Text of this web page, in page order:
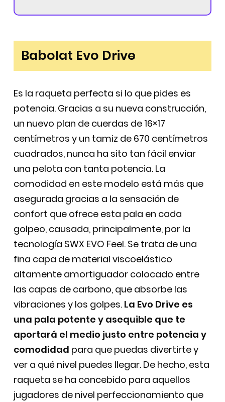
Babolat Evo Drive
Es la raqueta perfecta si lo que pides es
potencia. Gracias a su nueva construcción,
un nuevo plan de cuerdas de 16×17
centímetros y un tamiz de 670 centímetros
cuadrados, nunca ha sito tan fácil enviar
una pelota con tanta potencia. La
comodidad en este modelo está más que
asegurada gracias a la sensación de
confort que ofrece esta pala en cada
golpeo, causada, principalmente, por la
tecnología SWX EVO Feel. Se trata de una
fina capa de material viscoelástico
altamente amortiguador colocado entre
las capas de carbono, que absorbe las
vibraciones y los golpes. La Evo Drive es
una pala potente y asequible que te
aportará el medio justo entre potencia y
comodidad para que puedas divertirte y
ver a qué nivel puedes llegar. De hecho, esta
raqueta se ha concebido para aquellos
jugadores de nivel perfeccionamiento que